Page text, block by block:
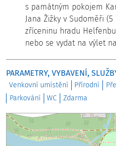
s památným pokojem
Jana Žižky v Sudoměři
zříceninu hradu
nebo se vydat na výlet
PARAMETRY, VYBAVENÍ,
Venkovní umístění Přírodní
Parkování
WC Zdarma